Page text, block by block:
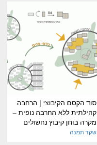
סוד הקסם הקיבוצי | הרחבה
קהילתית ללא החרבה נופית –
מקרה בוחן קיבוץ נחשולים
שקד תמנה